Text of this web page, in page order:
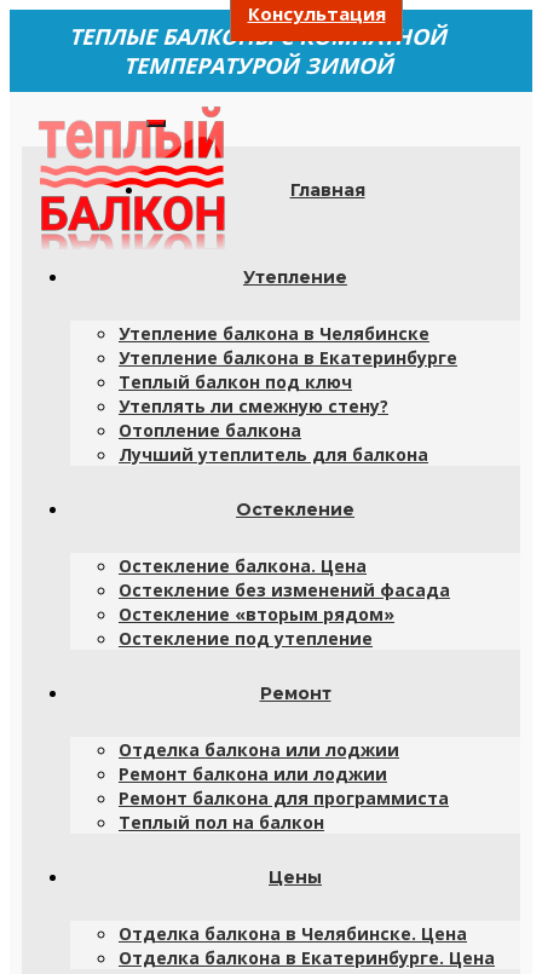
ТЕПЛЫЕ БАЛКОНЫ С КОМНАТНОЙ
ТЕМПЕРАТУРОЙ ЗИМОЙ
Главная
Утепление
Утепление балкона в Челябинске
Утепление балкона в Екатеринбурге
Теплый балкон под ключ
Утеплять ли смежную стену?
Отопление балкона
Лучший утеплитель для балкона
Остекление
Остекление балкона. Цена
Остекление без изменений фасада
Остекление «вторым рядом»
Остекление под утепление
Ремонт
Отделка балкона или лоджии
Ремонт балкона или лоджии
Ремонт балкона для программиста
Теплый пол на балкон
Цены
Отделка балкона в Челябинске. Цена
Отделка балкона в Екатеринбурге. Цена
Консультация